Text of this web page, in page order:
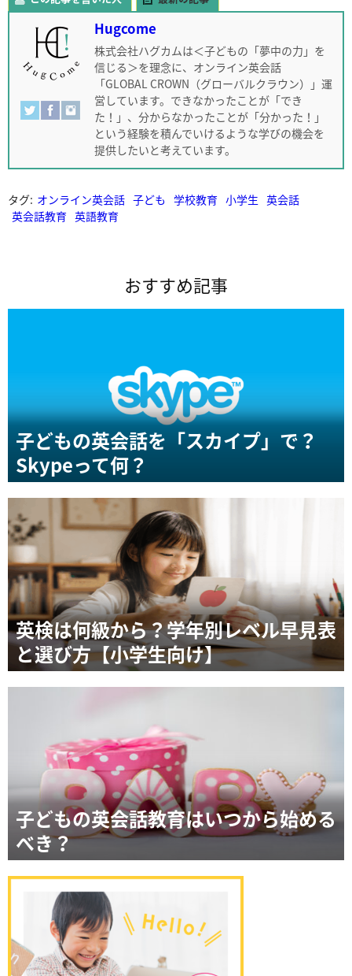
Hugcome
株式会社ハグカムは＜子どもの「夢中の力」を
信じる＞を理念に、オンライン英会話
「GLOBAL CROWN（グローバルクラウン）」運
営しています。できなかったことが「でき
た！」、分からなかったことが「分かった！」
という経験を積んでいけるような学びの機会を
提供したいと考えています。
タグ: オンライン英会話 子ども 学校教育 小学生 英会話
英会話教育 英語教育
おすすめ記事
子どもの英会話を「スカイプ」で？
Skypeって何？
英検は何級から？学年別レベル早見表
と選び方【小学生向け】
子どもの英会話教育はいつから始める
べき？